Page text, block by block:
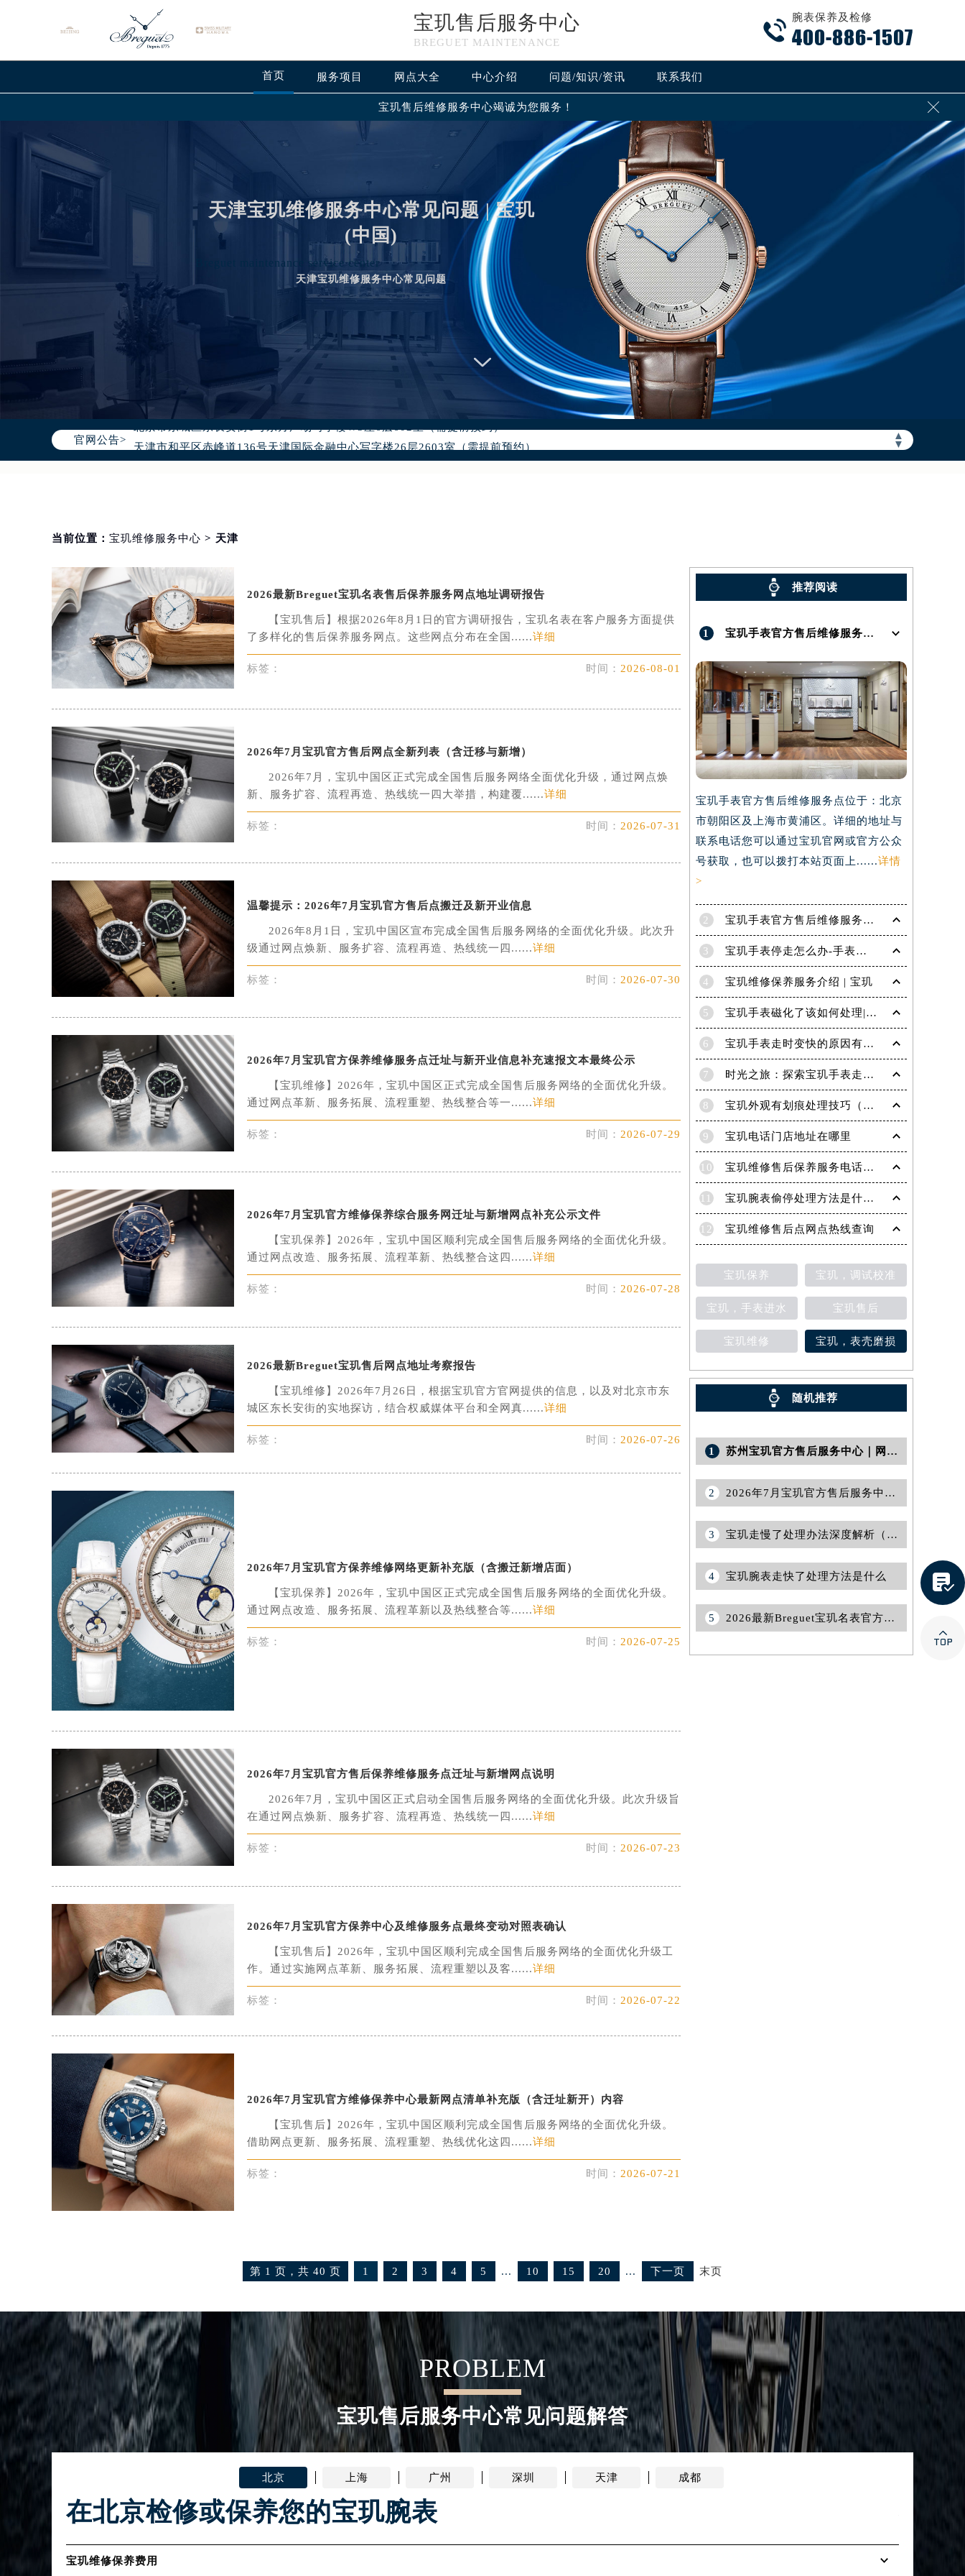
宝玑售后服务中心
BREGUET MAINTENANCE

腕表保养及检修
400-886-1507
首页 服务项目 网点大全 中心介绍 问题/知识/资讯 联系我们
宝玑售后维修服务中心竭诚为您服务！ 
天津宝玑维修服务中心常见问题 | 宝玑
(中国)
Breguet maintenance service center
天津宝玑维修服务中心常见问题
官网公告> ▲
▼
2026年8月宝玑中国区售后服务网络优化升级公告
2026年8月宝玑全国官方售后客户服务热线：400-886-1507
宝玑官方全国统一服务热线400-886-1507，服务覆盖中国大陆、香港、澳门、台湾全部区域（非大陆需加拨“+86”）
2026年8月宝玑售后服务中心最新网点地址：
北京市朝阳区建国门外大街甲6号华熙国际中心写字楼D座11层1102室（北京总部）（需提前预约）
北京市东城区东长安街1号东方广场写字楼W3座6层602室（需提前预约）
天津市和平区赤峰道136号天津国际金融中心写字楼26层2603室（需提前预约）
上海市徐汇区虹桥路3号港汇中心写字楼2座37层3705室（需提前预约）
徐州市鼓楼区淮海东路29号苏宁广场IFC国际金融中心写字楼35层3508室（需提前预约）
盐城市盐都区世纪大道5号盐城金融城写字楼1号楼16层1604室（需提前预约）
泰州市海陵区永定东路399号置地商务中心东塔写字楼（华润万象城）17层1706室（需提前预约）
宁波市江北区大闸南路500号来福士广场办公楼20层2009室（需提前预约）
杭州市上城区钱江路1366号华润大厦写字楼A座5层503-5室（需提前预约）
金华市金东区东市南街777号金华万达广场写字楼4号楼22层2209室（需提前预约）
绍兴市越城区胜利东路379号世茂天际中心写字楼8层805室（需提前预约）
济南市历下区经十路11111号华润中心写字楼（万象城）15层1508室（需提前预约）
广州市天河区天河路230号万菱汇国际中心写字楼A塔7层704室（需提前预约）
广州市越秀区环市东路371-375号世界贸易中心大厦南塔写字楼15层07室（需提前预约）
深圳市罗湖区深南东路5001号华润大厦写字楼17层1701室（需提前预约）
惠州市惠城区江北文昌一路7号华贸大厦写字楼1座30层05室（需提前预约）
厦门市思明区湖滨东路95号华润大厦写字楼B座11层1104室（需提前预约）
福州市鼓楼区五四路128-1号恒力城写字楼15层03室（需提前预约）
成都市锦江区人民东路6号SAC东原中心写字楼24层2406B室（需提前预约）
重庆市江北区观音桥步行街2号融恒时代广场写字楼9层902室（需提前预约）
长沙市芙蓉区定王台街道建湘路393号世茂环球金融中心写字楼（芙蓉广场）10层13室（需提前预约）
郑州市二七区铭功路10号华润大厦写字楼29层2905室（需提前预约）
太原市迎泽区解放路15号亨得利名表服务中心（品牌授权店）3层整层（需提前预约）
沈阳市沈河区中街路137号亨得利名表服务中心（品牌授权店）1层整层（需提前预约）
温州市鹿城区锦绣路1067号置信广场10层1015室（需提前预约）
哈尔滨市道里区友谊西路600号富力中心T2座写字楼29层03室（需提前预约）
大连市中山区人民路15号国际金融大厦7层G室（需提前预约）
佛山市禅城区季华五路57号万科金融中心C座12层1205室（需提前预约）
东莞市东城街道鸿福东路1号民盈国贸中心T1写字楼9层907室（需提前预约）
无锡市梁溪区人民中路139号恒隆广场写字楼1座11层1104室（需提前预约）
武汉市江汉区解放大道686号世界贸易大厦38层09室（需提前预约）
南宁市青秀区金湖路59号地王大厦12楼1224室（需提前预约）
合肥市蜀山区潜山路111号万象城华润大厦B座12楼03室（需提前预约）
泉州市丰泽区宝洲路729号浦西万达中心写字楼A座7楼709室（需提前预约）
青岛市南区山东路6号华润大厦B座22层04室（需提前预约）
烟台市芝罘区胜利路139号万达金融中心A座907室（需提前预约）
长春市朝阳区西安大路727号中银大厦A座(旺进大厦)18层09室（需提前预约）
贵阳市南明区都司高架桥路33号亨特国际金融中心14楼14D（需提前预约）
昆明市盘龙区北京路928号同德昆明广场写字楼10层06室（需提前预约）
石家庄市长安区中山东路39号勒泰中心写字楼B座13层07室（需提前预约）
西安市碑林区南关正街88号华侨城长安国际中心E座6楼10室（需提前预约）
海口市龙华区金贸东路5号海口华润大厦B座17层1707室（需提前预约）
唐山市路南区新华东道100号万达广场写字楼A座10层1002室（需提前预约）
甘肃省兰州市七里河区西津西路16号兰州中心写字楼21层2102室（需提前预约）
重庆市解放碑渝中区民权路28号英利国际金融中心写字楼20层01室（需提前预约）
黑龙江省大庆市萨尔图区会战大街宝玑售后服务中心（需提前预约）
黑龙江省鹤岗市向阳区红军路宝玑售后服务中心（需提前预约）
黑龙江省黑河市爱辉区中央街宝玑售后服务中心（需提前预约）
黑龙江省鸡西市鸡冠区红军路宝玑售后服务中心（需提前预约）
黑龙江省佳木斯市向阳区长安路宝玑售后服务中心（需提前预约）
黑龙江省牡丹江市东安区太平路宝玑售后服务中心（需提前预约）
黑龙江省七台河市桃山区大同街宝玑售后服务中心（需提前预约）
黑龙江省齐齐哈尔市龙沙区龙华路宝玑售后服务中心（需提前预约）
黑龙江省双鸭山市尖山区新兴大街宝玑售后服务中心（需提前预约）
黑龙江省伊春市伊美区通河路宝玑售后服务中心（需提前预约）
吉林省白城市洮北区明仁南街宝玑售后服务中心（需提前预约）
吉林省白山市浑江区浑江大街宝玑售后服务中心（需提前预约）
吉林省吉林市船营区河南街宝玑售后服务中心（需提前预约）
吉林省辽源市龙山区人民大街宝玑售后服务中心（需提前预约）
吉林省梅河口市新华街道梅河大街宝玑售后服务中心（需提前预约）
吉林省四平市铁东区紫气大路与南九经街交汇处宝玑售后服务中心（需提前预约）
吉林省松原市宁江区五环大街宝玑售后服务中心（需提前预约）
吉林省通化市东昌区环通乡江南大街宝玑售后服务中心（需提前预约）
吉林省延边市延吉市解放路宝玑售后服务中心（需提前预约）
辽宁省鞍山市铁东区站前街宝玑售后服务中心（需提前预约）
辽宁省本溪市平山区胜利路宝玑售后服务中心（需提前预约）
辽宁省朝阳市双塔区新华路宝玑售后服务中心（需提前预约）
辽宁省丹东市振兴区七经街宝玑售后服务中心（需提前预约）
辽宁省锦州市古塔区中央大街宝玑售后服务中心（需提前预约）
辽宁省辽阳市白塔区新运大街宝玑售后服务中心（需提前预约）
辽宁省盘锦市兴隆台区石油大街宝玑售后服务中心（需提前预约）
辽宁省铁岭市银州区南马路宝玑售后服务中心（需提前预约）
辽宁省营口市站前区市府路与渤海大街交叉口宝玑售后服务中心（需提前预约）
辽宁省沈阳市沈河区中街路137号亨得利名表维修授权店1楼宝玑售后服务中心（需提前预约）
辽宁省沈阳市沈河区中街路83号亨得利名表维修授权店1楼宝玑售后服务中心（需提前预约）
河北省保定市竞秀区朝阳北大街北国先天下宝玑售后服务中心（需提前预约）
内蒙古自治区巴彦淖尔市临河区新华街宝玑售后服务中心（需提前预约）
内蒙古自治区包头市青山区幸福路甲3号王府井百货名表维修宝玑售后服务中心（需提前预约）
内蒙古自治区赤峰市红山区哈达街宝玑售后服务中心（需提前预约）
内蒙古自治区鄂尔多斯市东胜区伊金霍洛街宝玑售后服务中心（需提前预约）
内蒙古自治区呼伦贝尔市海拉尔区中央街宝玑售后服务中心（需提前预约）
内蒙古自治区通辽市科尔沁区明仁大街宝玑售后服务中心（需提前预约）
内蒙古自治区乌海市海勃湾区人民南路宝玑售后服务中心（需提前预约）
内蒙古自治区乌兰察布市集宁区恩和大街宝玑售后服务中心（需提前预约）
内蒙古自治区锡林郭勒盟市锡林浩特市光明街与额尔敦路交叉口宝玑售后服务中心（需提前预约）
山西省大同市平城区迎宾街宝玑售后服务中心（需提前预约）
山西省晋中市榆次区顺城街宝玑售后服务中心（需提前预约）
当前位置： 宝玑维修服务中心 > 天津
2026最新Breguet宝玑名表售后保养服务网点地址调研报告
【宝玑售后】根据2026年8月1日的官方调研报告，宝玑名表在客户服务方面提供
了多样化的售后保养服务网点。这些网点分布在全国......详细
标签： 时间： 2026-08-01
2026年7月宝玑官方售后网点全新列表（含迁移与新增）
2026年7月，宝玑中国区正式完成全国售后服务网络全面优化升级，通过网点焕
新、服务扩容、流程再造、热线统一四大举措，构建覆......详细
标签： 时间： 2026-07-31
温馨提示：2026年7月宝玑官方售后点搬迁及新开业信息
2026年8月1日，宝玑中国区宣布完成全国售后服务网络的全面优化升级。此次升
级通过网点焕新、服务扩容、流程再造、热线统一四......详细
标签： 时间： 2026-07-30
2026年7月宝玑官方保养维修服务点迁址与新开业信息补充速报文本最终公示
【宝玑维修】2026年，宝玑中国区正式完成全国售后服务网络的全面优化升级。
通过网点革新、服务拓展、流程重塑、热线整合等一......详细
标签： 时间： 2026-07-29
2026年7月宝玑官方维修保养综合服务网迁址与新增网点补充公示文件
【宝玑保养】2026年，宝玑中国区顺利完成全国售后服务网络的全面优化升级。
通过网点改造、服务拓展、流程革新、热线整合这四......详细
标签： 时间： 2026-07-28
2026最新Breguet宝玑售后网点地址考察报告
【宝玑维修】2026年7月26日，根据宝玑官方官网提供的信息，以及对北京市东
城区东长安街的实地探访，结合权威媒体平台和全网真......详细
标签： 时间： 2026-07-26
2026年7月宝玑官方保养维修网络更新补充版（含搬迁新增店面）
【宝玑保养】2026年，宝玑中国区正式完成全国售后服务网络的全面优化升级。
通过网点改造、服务拓展、流程革新以及热线整合等......详细
标签： 时间： 2026-07-25
2026年7月宝玑官方售后保养维修服务点迁址与新增网点说明
2026年7月，宝玑中国区正式启动全国售后服务网络的全面优化升级。此次升级旨
在通过网点焕新、服务扩容、流程再造、热线统一四......详细
标签： 时间： 2026-07-23
2026年7月宝玑官方保养中心及维修服务点最终变动对照表确认
【宝玑售后】2026年，宝玑中国区顺利完成全国售后服务网络的全面优化升级工
作。通过实施网点革新、服务拓展、流程重塑以及客......详细
标签： 时间： 2026-07-22
2026年7月宝玑官方维修保养中心最新网点清单补充版（含迁址新开）内容
【宝玑售后】2026年，宝玑中国区顺利完成全国售后服务网络的全面优化升级。
借助网点更新、服务拓展、流程重塑、热线优化这四......详细
标签： 时间： 2026-07-21
推荐阅读
1 宝玑手表官方售后维修服务点地址在哪呢？
宝玑手表官方售后维修服务点位于：北京
市朝阳区及上海市黄浦区。详细的地址与
联系电话您可以通过宝玑官网或官方公众
号获取，也可以拨打本站页面上......详情
>
2 宝玑手表官方售后维修服务点电话是多少？
3 宝玑手表停走怎么办-手表停走的解决方法
4 宝玑维修保养服务介绍 | 宝玑
5 宝玑手表磁化了该如何处理|宝玑技师为您讲解
6 宝玑手表走时变快的原因有哪些？
7 时光之旅：探索宝玑手表走时的秘密
8 宝玑外观有划痕处理技巧（轻松修复爱表的实用方法）
9 宝玑电话门店地址在哪里
10 宝玑维修售后保养服务电话是多少
11 宝玑腕表偷停处理方法是什么（专业维修指南与常见故障排查）
12 宝玑维修售后点网点热线查询
宝玑保养 宝玑，调试校准
宝玑，手表进水 宝玑售后
宝玑维修 宝玑，表壳磨损
随机推荐
1 苏州宝玑官方售后服务中心｜网点地址及24小时电话权威信息公告（2026年7月最新）
2 2026年7月宝玑官方售后服务中心（维修保养）迁址及新开补充最终通告
3 宝玑走慢了处理办法深度解析（解决时计问题的实用指南）
4 宝玑腕表走快了处理方法是什么
5 2026最新Breguet宝玑名表官方维修保养服务中心网点地址考察报告
第 1 页，共 40 页 1 2 3 4 5 ... 10 15 20 ... 下一页 末页
PROBLEM
宝玑售后服务中心常见问题解答
北京 上海 广州 深圳 天津 成都
在北京检修或保养您的宝玑腕表
宝玑维修保养费用

